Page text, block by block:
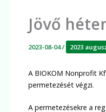
Jövő
2023-08-04/ 2023
A BIOKOM Nonprofit
permetezését végzi.
A permetezésekre a